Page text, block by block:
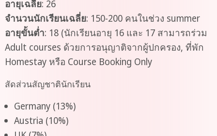
อายุเฉลี่ย: 26
จำนวนนักเรียนเฉลี่ย: 150-200 คนในช่วง summer
อายุขั้นต่ำ: 18 (นักเรียนอายุ 16 และ 17 สามารถร่วม
Adult courses ด้วยการอนุญาติจากผู้ปกครอง, ที่พัก
Homestay หรือ Course Booking Only
สัดส่วนสัญชาตินักเรียน
Germany (13%)
Austria (10%)